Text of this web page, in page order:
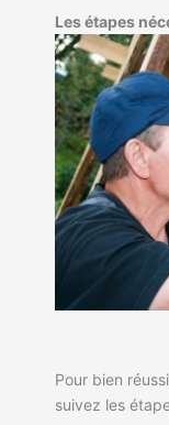
Les étapes
Pour bien
suivez les